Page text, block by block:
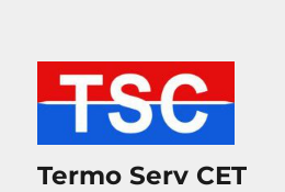
Termo Serv CET